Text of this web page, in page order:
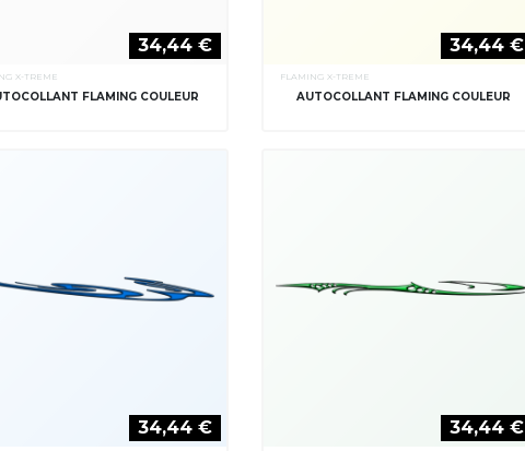
34,44 €
X-TREME
FLAMING COULEUR
34,44 €
FLAMING X-TREME
AUTOCOLLANT FLAMING COULEUR
34,44 € 34,44 €